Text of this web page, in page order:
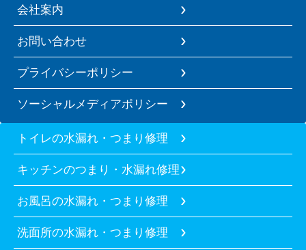
会社案内
お問い合わせ
プライバシーポリシー
ソーシャルメディアポリシー
トイレの水漏れ・つまり修理
キッチンのつまり・水漏れ修理
お風呂の水漏れ・つまり修理
洗面所の水漏れ・つまり修理